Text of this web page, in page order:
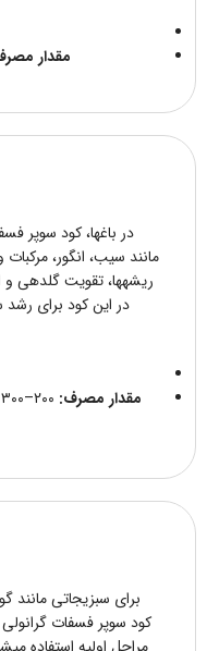
مقدار
در باغها، کود سوپر
مانند سیب، انگور،
ریشهها، تقویت گلدهی
در این کود برای
مقدار مصرف:
برای سبزیجاتی مانند
کود سوپر فسفات